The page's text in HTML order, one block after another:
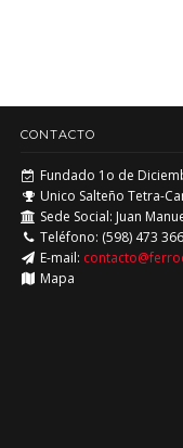
CONTACTO
Fundado 1o de
Unico Salteño Tetra-
Sede Social: Juan
Teléfono: (598) 473
E-mail:
Mapa